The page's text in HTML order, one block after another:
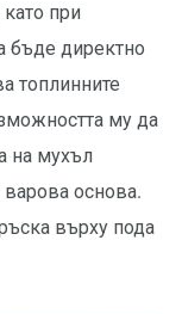
при
бъде директно
топлинните
му да
на мухъл
варова основа.
върху пода